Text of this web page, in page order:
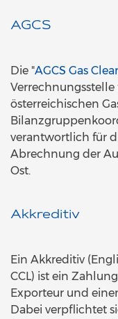
AGCS
Die "AGCS Gas
österreichischen
verantwortlich für
Abrechnung der
Ost.
Akkreditiv
Ein Akkreditiv
CCL) ist ein
Exporteur und
Dabei verpflichtet